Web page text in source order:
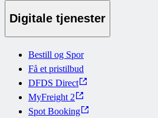
Digitale tjenester
Bestill og Spor
Få et pristilbud
DFDS Direct
MyFreight 2
Spot Booking